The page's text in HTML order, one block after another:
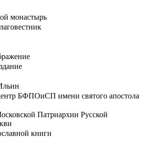
монастырь
БФПОиСП имени святого апостола
Патриархии Русской
книги